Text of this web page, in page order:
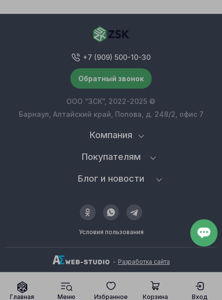
Условия пользования
Компания
Покупателям
Блог и новости
+7 (909) 500-10-30
Обратный звонок
ООО “ЗСК”, 2022-2025 ©
Барнаул, Алтайский край, Попова, д. 248/2, офис 7
- Разработка сайта
Главная Меню Избранное Корзина Вход